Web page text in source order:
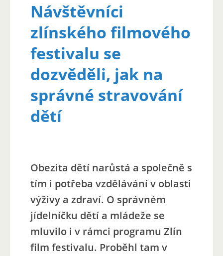
Návštěvníci
zlínského filmového
festivalu se
dozvěděli, jak na
správné stravování
dětí
Obezita dětí narůstá a společně s
tím i potřeba vzdělávání v oblasti
výživy a zdraví. O správném
jídelníčku dětí a mládeže se
mluvilo i v rámci programu Zlín
film festivalu. Proběhl tam v